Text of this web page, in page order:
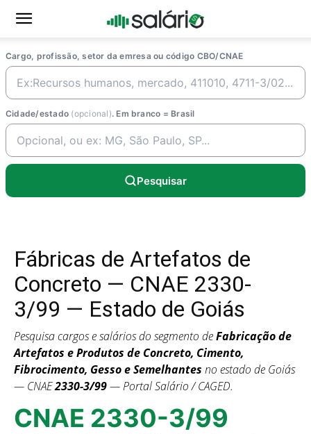
Cargo, profissão, setor da emresa ou código CBO/CNAE
Cidade/estado (opcional). Em branco = Brasil
Pesquisar
Fábricas de Artefatos de
Concreto — CNAE 2330-
3/99 — Estado de Goiás
Pesquisa cargos e salários do segmento deFabricação de
Artefatos e Produtos de Concreto, Cimento,
Fibrocimento, Gesso e Semelhantes no estado de Goiás
— CNAE2330-3/99— Portal Salário / CAGED.
CNAE 2330-3/99